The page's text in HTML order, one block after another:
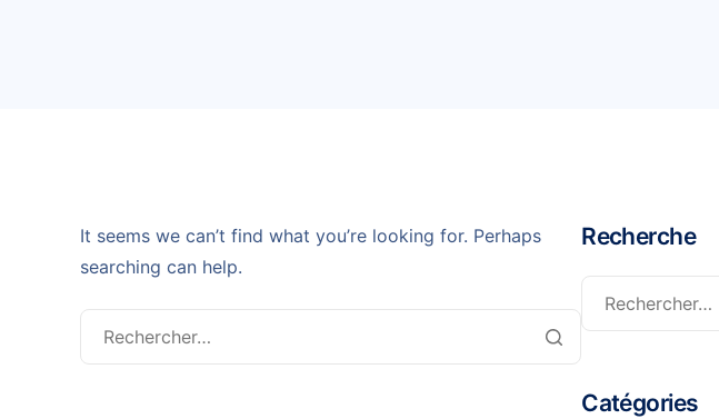
It seems we can’t find what you’re looking for. Perhaps
searching can help.
Recherche
Catégories